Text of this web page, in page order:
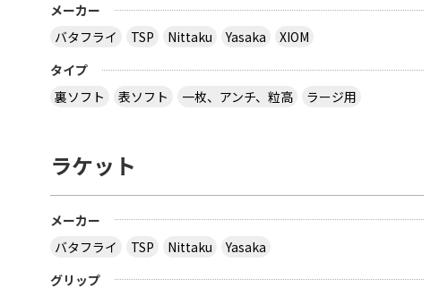
メーカー
バタフライ
TSP Nittaku Yasaka
XIOM
タイプ
裏ソフト
表ソフト 一枚、アンチ、粒高 ラージ用
ラケット
メーカー
バタフライ
TSP Nittaku
Yasaka
グリップ